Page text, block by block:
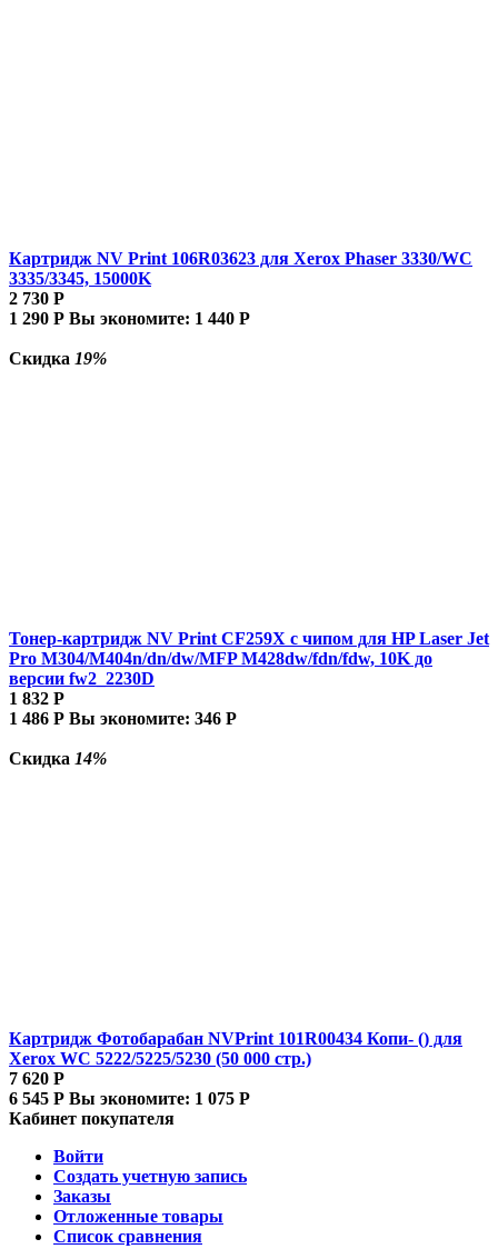
Картридж NV Print 106R03623 для Xerox Phaser 3330/WC
3335/3345, 15000K
2 730 Р
1 290 Р Вы экономите: 1 440 Р
Скидка 19%
Тонер-картридж NV Print CF259X с чипом для HP Laser Jet
Pro M304/M404n/dn/dw/MFP M428dw/fdn/fdw, 10K до
версии fw2_2230D
1 832 Р
1 486 Р Вы экономите: 346 Р
Скидка 14%
Картридж Фотобарабан NVPrint 101R00434 Копи- () для
Xerox WC 5222/5225/5230 (50 000 стр.)
7 620 Р
6 545 Р Вы экономите: 1 075 Р
Кабинет покупателя
Войти
Создать учетную запись
Заказы
Отложенные товары
Список сравнения